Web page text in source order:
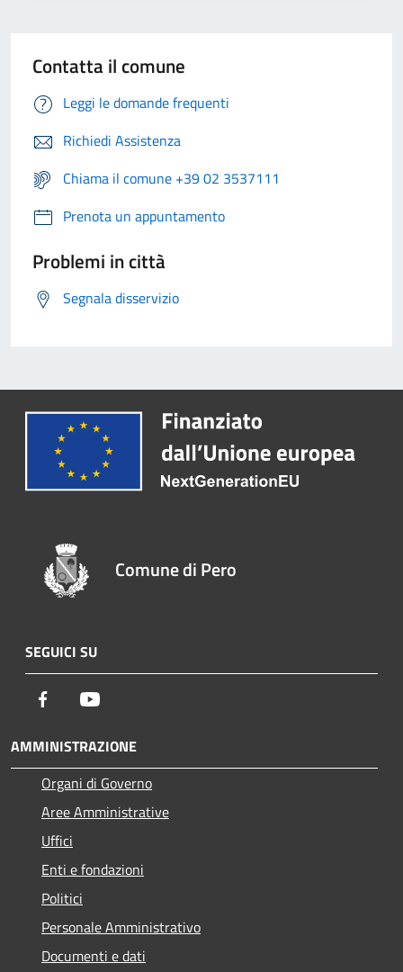
Contatta il comune
Leggi le domande frequenti
Richiedi Assistenza
Chiama il comune +39 02 3537111
Prenota un appuntamento
Problemi in città
Segnala disservizio
Comune di Pero
SEGUICI SU
Facebook
AMMINISTRAZIONE
Organi di Governo
Aree Amministrative
Uffici
Enti e fondazioni
Politici
Personale Amministrativo
Documenti e dati